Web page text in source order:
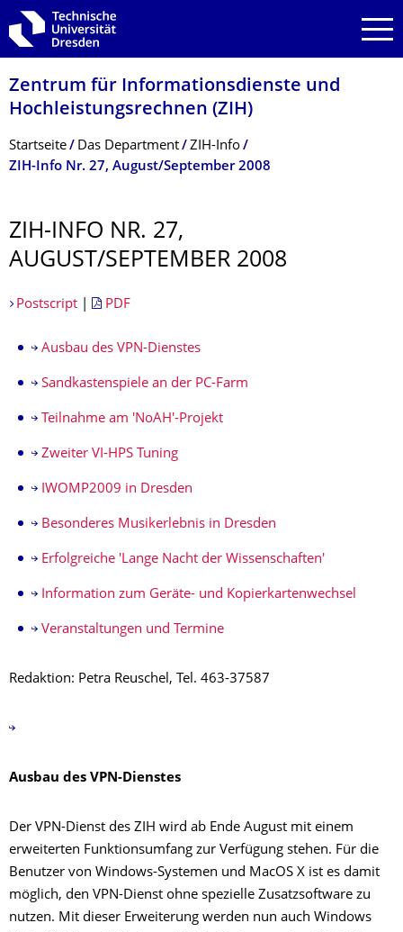
Zur Hauptnavigation springen
Zur Suche springen
Zum Inhalt springen
Zentrum für Informations­dienste und
Hochleistungs­rechnen (ZIH)
Breadcrumb-Menü
Startseite Das Department
ZIH-Info
ZIH-Info Nr. 27, August/September 2008
ZIH-INFO NR. 27,
AUGUST/SEPTEMBER 2008
Postscript| PDF
Ausbau des VPN-Dienstes
Sandkastenspiele an der PC-Farm
Teilnahme am 'NoAH'-Projekt
Zweiter VI-HPS Tuning
IWOMP2009 in Dresden
Besonderes Musikerlebnis in Dresden
Erfolgreiche 'Lange Nacht der Wissenschaften'
Information zum Geräte- und Kopierkartenwechsel
Veranstaltungen und Termine
Redaktion: Petra Reuschel, Tel. 463-37587
Ausbau des VPN-Dienstes
Der VPN-Dienst des ZIH wird ab Ende August mit einem
erweiterten Funktionsumfang zur Verfügung stehen. Für die
Benutzer von Windows-Systemen und MacOS X ist es damit
möglich, den VPN-Dienst ohne spezielle Zusatzsoftware zu
nutzen. Mit dieser Erweiterung werden nun auch Windows